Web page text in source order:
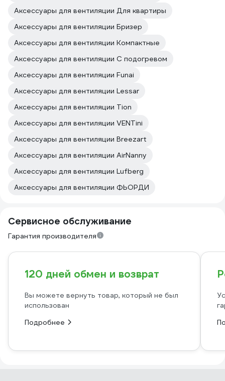
Аксессуары для вентиляции Для квартиры
Аксессуары для вентиляции Бризер
Аксессуары для вентиляции Компактные
Аксессуары для вентиляции С подогревом
Аксессуары для вентиляции Funai
Аксессуары для вентиляции Lessar
Аксессуары для вентиляции Tion
Аксессуары для вентиляции VENTini
Аксессуары для вентиляции Breezart
Аксессуары для вентиляции AirNanny
Аксессуары для вентиляции Lufberg
Аксессуары для вентиляции ФЬОРДИ
Сервисное обслуживание
Гарантия производителя
120 дней обмен и возврат
Вы можете вернуть товар, который не был
использован
Подробнее